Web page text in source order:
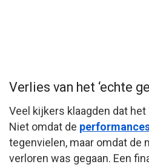
Verlies van het ‘echte
Veel kijkers klaagden dat het
Niet omdat de
tegenvielen, maar omdat de
verloren was gegaan. Een